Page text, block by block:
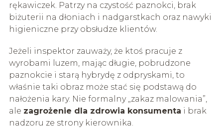
rękawiczek. Patrzy na czystość paznokci, brak
biżuterii na dłoniach i nadgarstkach oraz nawyki
higieniczne przy obsłudze klientów.
Jeżeli inspektor zauważy, że ktoś pracuje z
wyrobami luzem, mając długie, pobrudzone
paznokcie i starą hybrydę z odpryskami, to
właśnie taki obraz może stać się podstawą do
nałożenia kary. Nie formalny „zakaz malowania”,
ale zagrożenie dla zdrowia konsumenta i brak
nadzoru ze strony kierownika.